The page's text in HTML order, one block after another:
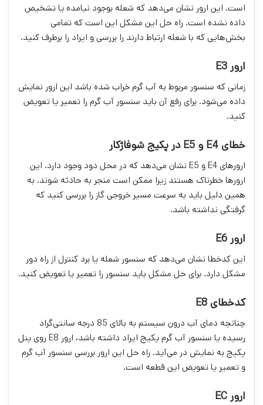
است. این ارور نشان می‌دهد که شعله بوجود نیامده یا تشخیص
داده نشده است. راه حل این مشکل این است که تمامی
بخش‌هایی که با شعله ارتباط دارند را بررسی و ایراد را برطرف کنید.
ارور E3
زمانی که سنسور مربوط به آب گرم خراب شده باشد این ارور نمایش
داده می‌شود. برای رفع آن باید سنسور آب گرم را تعمیر یا تعویض
کنید.
خطای E4 و E5 در پکیج شوفاژکار
ارورهای E4 و E5 نشان می‌دهد که در محل دود وجود دارد. این
ارورها خطرناک هستند زیرا ممکن است منجر به حادثه شوند. به
همین دلیل باید به سرعت مسیر خروجی گاز را بررسی کنید که
گرفتگی نداشته باشد.
ارور E6
این کدخطا نشان می‌دهد که سنسور شعله یا برد کنترل از راه دور
مشکل دارد. برای حل مشکل باید سنسور را تعمیر یا تعویض کنید.
کدخطای E8
چنانچه دمای آب درون سیستم به بالای 85 درجه سانتی‌گراد
رسیده یا سنسور آب گرم پکیج ایراد داشته باشد، ارور E8 روی پنل
پکیج به نمایش در می‌آید. راه حل این ارور بررسی سنسور آب گرم
و تعمیر یا تعویض این قطعه است.
ارور EC